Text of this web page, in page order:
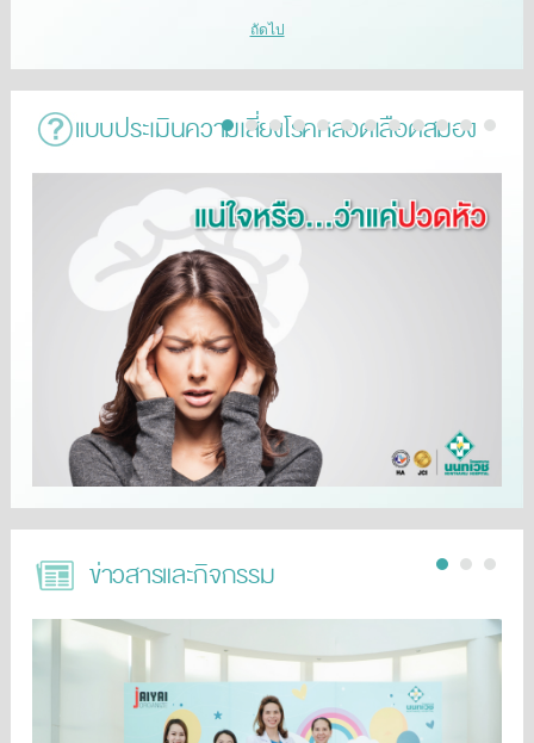
ถัดไป
แบบประเมินความเสี่ยงโรคหลอดเลือดสมอง
ข่าวสารและกิจกรรม